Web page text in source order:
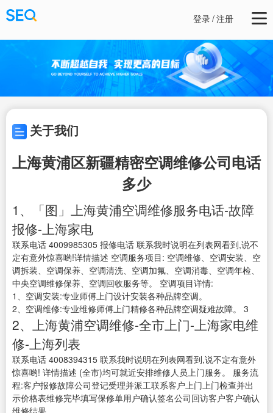
登录/注册
关于我们
上海黄浦区新疆精密空调维修公司电话
多少
1、「图」上海黄浦空调维修服务电话-故障
报修-上海家电
联系电话 4009985305 报修电话 联系我时说明在列表网看到,说不
定有意外惊喜哟!详情描述 空调服务项目: 空调维修、空调安装、空
调拆装、空调保养、空调清洗、空调加氟、空调消毒、空调年检、
中央空调维修保养、空调回收服务等。 空调项目详情:
1、空调安装:专业师傅上门设计安装各种品牌空调。
2、空调维修:专业维修师傅上门精修各种品牌空调疑难故障。 3
2、上海黄浦空调维修-全市上门-上海家电维
修-上海列表
联系电话 4008394315 联系我时说明在列表网看到,说不定有意外
惊喜哟! 详情描述 (全市)均可就近安排维修人员上门服务。 服务流
程:客户报修故障公司登记受理并派工联系客户上门上门检查并出
示价格表维修完毕填写保修单用户确认签名公司回访客户客户确认